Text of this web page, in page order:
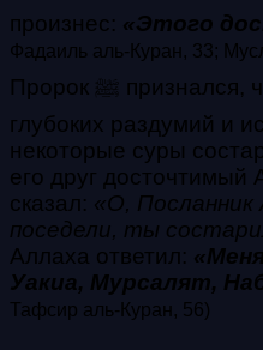
произнес: «Этого
Фадаиль аль-Куран, 33;
Пророк ﷺ признался, что, как результат
глубоких раздумий и
некоторые суры
его друг досточтимый
сказал: «О, Посланник
поседели, ты
Аллаха ответил:
Уакиа, Мурсалят,
Тафсир аль-Куран, 56)